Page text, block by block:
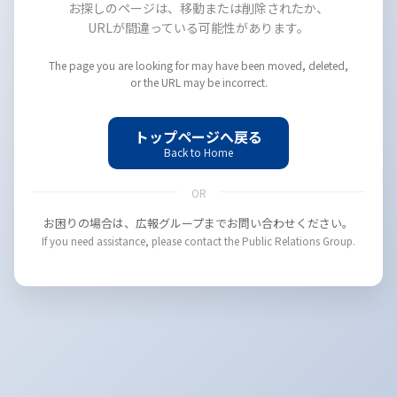
お探しのページは、移動または削除されたか、
URLが間違っている可能性があります。
The page you are looking for may have been moved, deleted,
or the URL may be incorrect.
トップページへ戻る
Back to Home
OR
お困りの場合は、広報グループまでお問い合わせください。
If you need assistance, please contact the Public Relations Group.